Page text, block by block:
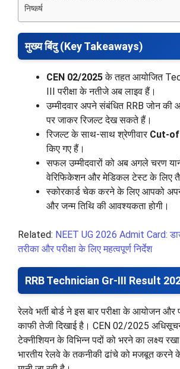
निष्कर्ष
मुख्य बिंदु (Key Takeaways)
CEN 02/2025के तहत आयोजित
III परीक्षा के नतीजे अब लाइव हैं।
उम्मीदवार अपने संबंधित RRB जोन की
पर जाकर रिजल्ट देख सकते हैं।
रिजल्ट के साथ-साथ श्रेणीवार Cut-
किए गए हैं।
सफल उम्मीदवारों को अब अगले चरण
वेरिफिकेशन और मेडिकल टेस्ट के लिए
स्कोरकार्ड चेक करने के लिए आपको
और जन्म तिथि की आवश्यकता होगी।
Related: NEET UG 2026 Admit Card:
तरीका और परीक्षा के लिए महत्वपूर्ण निर्देश
RRB Technician Gr-III Result
रेलवे भर्ती बोर्ड ने इस बार परीक्षा के आयोजन और
काफी तेजी दिखाई है। CEN 02/2025
टेक्नीशियन के विभिन्न पदों को भरने का लक्ष्य
भारतीय रेलवे के तकनीकी ढांचे को मजबूत करने के